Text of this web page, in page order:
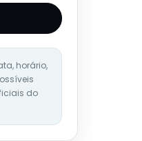
horário,
do